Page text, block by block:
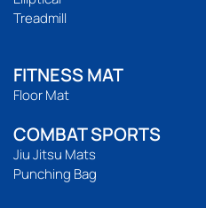
Treadmill
FITNESS MAT
Floor Mat
COMBAT SPORTS
Jiu Jitsu Mats
Punching Bag